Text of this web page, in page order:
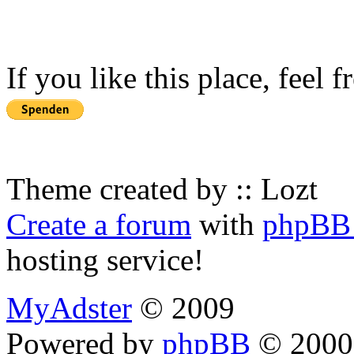
If you like this place, feel
Theme created by :: Lozt
Create a forum with
hosting service!
MyAdster © 2009
Powered by phpBB ©